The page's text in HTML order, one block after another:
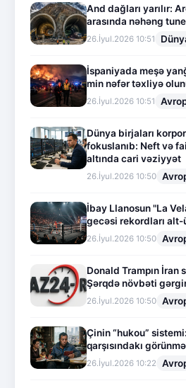
And dağları yarılır:
arasında nəhəng
26.İyul.2026 10:51
İspaniyada meşə
min nəfər təxliyə
26.İyul.2026 10:51
Dünya birjaları
fokuslanıb: Neft və
altında cari vəziyyət
26.İyul.2026 10:50
İbay Llanosun "La
gecəsi rekordları alt-
26.İyul.2026 10:50
Donald Trampın İran
Şərqdə növbəti
26.İyul.2026 10:50
Çinin “hukou”
qarşısındakı
26.İyul.2026 10:22